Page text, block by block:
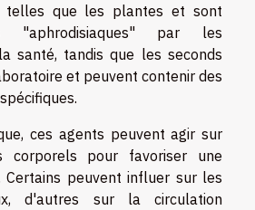
telles que les plantes et sont
"aphrodisiaques" par les
santé, tandis que les seconds
et peuvent contenir des
ces agents peuvent agir sur
corporels pour favoriser une
Certains peuvent influer sur les
d'autres sur la circulation